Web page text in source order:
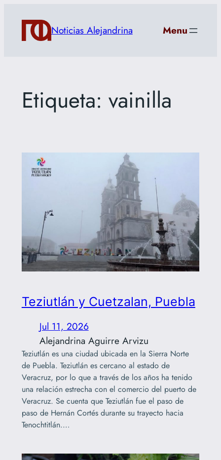
contenido
Noticias Alejandrina Menu
Etiqueta: vainilla
Teziutlán y Cuetzalan, Puebla
Jul 11, 2026
Alejandrina Aguirre Arvizu
Teziutlán es una ciudad ubicada en la Sierra Norte
de Puebla. Teziutlán es cercano al estado de
Veracruz, por lo que a través de los años ha tenido
una relación estrecha con el comercio del puerto de
Veracruz. Se cuenta que Teziutlán fue el paso de
paso de Hernán Cortés durante su trayecto hacia
Tenochtitlán.…